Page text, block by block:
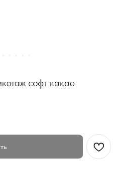
софт какао